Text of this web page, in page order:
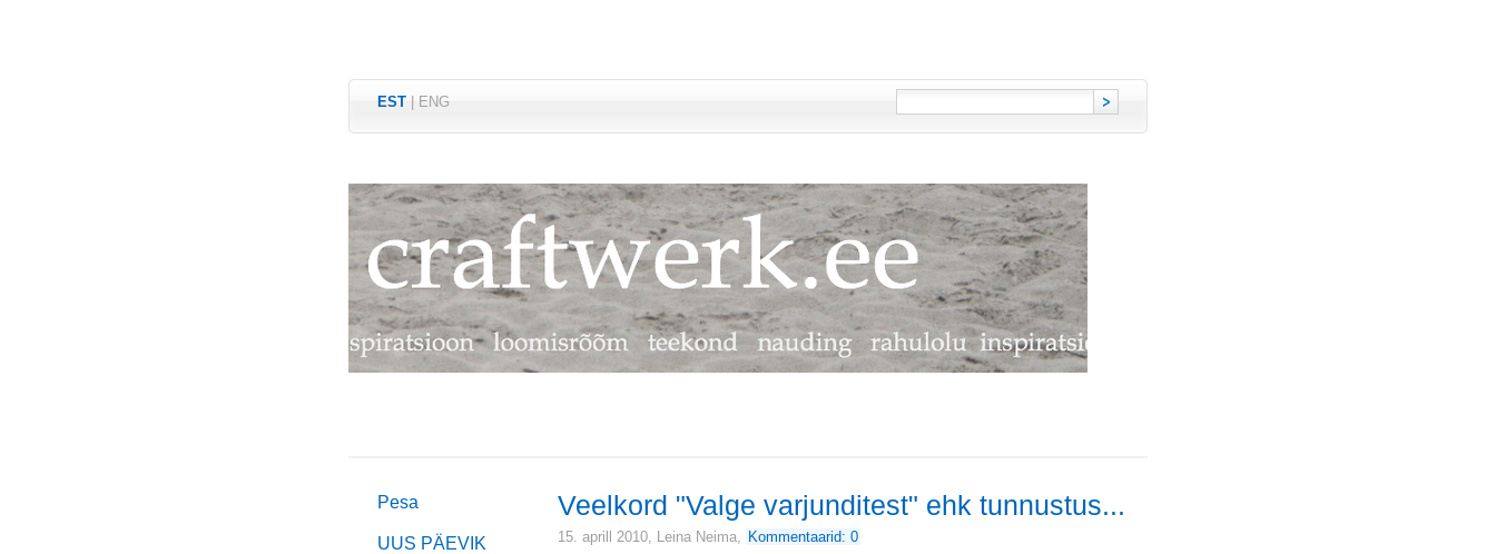
EST ENG
Pesa
UUS PÄEVIK
Veelkord "Valge varjunditest" ehk tunnustus...
15. aprill 2010, Leina Neima, Kommentaarid: 0